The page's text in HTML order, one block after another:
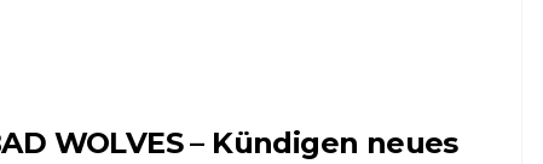
WOLVES – Kündigen neues